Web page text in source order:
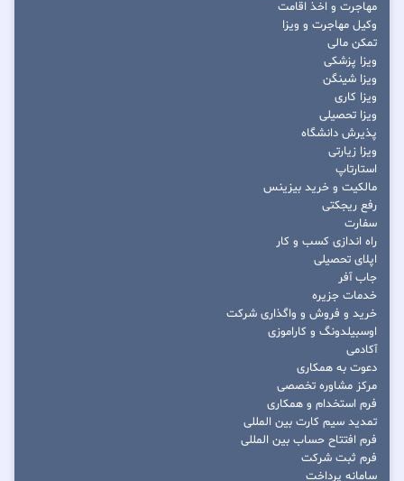
مهاجرت و اخذ اقامت
وکیل مهاجرت و ویزا
تمکن مالی
ویزا پزشکی
ویزا شینگن
ویزا کاری
ویزا تحصیلی
پذیرش دانشگاه
ویزا زیارتی
استارتاپ
مالکیت و خرید بیزینس
رفع ریجکتی
سفارت
راه اندازی کسب و کار
اپلای تحصیلی
جاب آفر
خدمات جزیره
خرید و فروش و واگذاری شرکت
اوسبیلدونگ و کاراموزی
آکادمی
دعوت به همکاری
مرکز مشاوره تخصصی
فرم استخدام و همکاری
تمدید سیم کارت بین المللی
فرم افتتاح حساب بین المللی
فرم ثبت شرکت
سامانه پرداخت